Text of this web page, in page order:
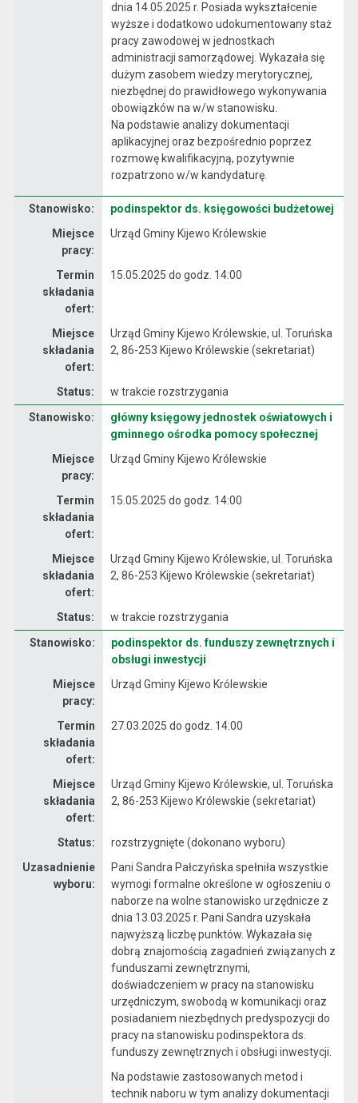
dnia 14.05.2025 r. Posiada wykształcenie
wyższe i dodatkowo udokumentowany staż
pracy zawodowej w jednostkach
administracji samorządowej. Wykazała się
dużym zasobem wiedzy merytorycznej,
niezbędnej do prawidłowego wykonywania
obowiązków na w/w stanowisku.
Na podstawie analizy dokumentacji
aplikacyjnej oraz bezpośrednio poprzez
rozmowę kwalifikacyjną, pozytywnie
rozpatrzono w/w kandydaturę.
Stanowisko:
podinspektor ds. księgowości budżetowej
Miejsce
pracy:
Urząd Gminy Kijewo Królewskie
Termin
składania
ofert:
15.05.2025 do godz. 14:00
Miejsce
składania
ofert:
Urząd Gminy Kijewo Królewskie, ul. Toruńska
2, 86-253 Kijewo Królewskie (sekretariat)
Status: w trakcie rozstrzygania
Stanowisko:
główny księgowy jednostek oświatowych i
gminnego ośrodka pomocy społecznej
Miejsce
pracy:
Urząd Gminy Kijewo Królewskie
Termin
składania
ofert:
15.05.2025 do godz. 14:00
Miejsce
składania
ofert:
Urząd Gminy Kijewo Królewskie, ul. Toruńska
2, 86-253 Kijewo Królewskie (sekretariat)
Status: w trakcie rozstrzygania
Stanowisko:
podinspektor ds. funduszy zewnętrznych i
obsługi inwestycji
Miejsce
pracy:
Urząd Gminy Kijewo Królewskie
Termin
składania
ofert:
27.03.2025 do godz. 14:00
Miejsce
składania
ofert:
Urząd Gminy Kijewo Królewskie, ul. Toruńska
2, 86-253 Kijewo Królewskie (sekretariat)
Status:
rozstrzygnięte (dokonano wyboru)
Uzasadnienie
wyboru:
Pani Sandra Pałczyńska spełniła wszystkie
wymogi formalne określone w ogłoszeniu o
naborze na wolne stanowisko urzędnicze z
dnia 13.03.2025 r. Pani Sandra uzyskała
najwyższą liczbę punktów. Wykazała się
dobrą znajomością zagadnień związanych z
funduszami zewnętrznymi,
doświadczeniem w pracy na stanowisku
urzędniczym, swobodą w komunikacji oraz
posiadaniem niezbędnych predyspozycji do
pracy na stanowisku podinspektora ds.
funduszy zewnętrznych i obsługi inwestycji.
Na podstawie zastosowanych metod i
technik naboru w tym analizy dokumentacji